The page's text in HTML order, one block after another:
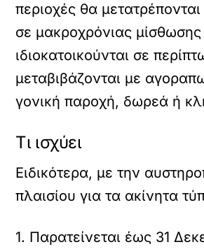
περιοχές θα
σε μακροχρόνιας
ιδιοκατοικούνται σε
μεταβιβάζονται με
γονική παροχή, δωρεά ή
Τι ισχύει
Ειδικότερα, με την
πλαισίου για τα ακίνητα
1. Παρατείνεται έως 31